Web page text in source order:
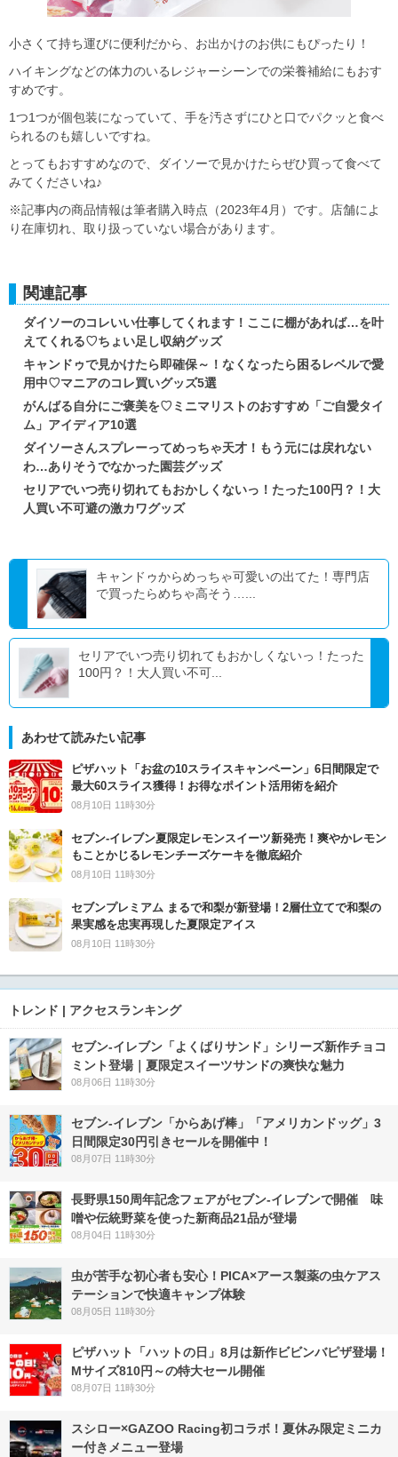
小さくて持ち運びに便利だから、お出かけのお供にもぴったり！
ハイキングなどの体力のいるレジャーシーンでの栄養補給にもおす
すめです。
1つ1つが個包装になっていて、手を汚さずにひと口でパクッと食べ
られるのも嬉しいですね。
とってもおすすめなので、ダイソーで見かけたらぜひ買って食べて
みてくださいね♪
※記事内の商品情報は筆者購入時点（2023年4月）です。店舗によ
り在庫切れ、取り扱っていない場合があります。
関連記事
ダイソーのコレいい仕事してくれます！ここに棚があれば…を叶
えてくれる♡ちょい足し収納グッズ
キャンドゥで見かけたら即確保～！なくなったら困るレベルで愛
用中♡マニアのコレ買いグッズ5選
がんばる自分にご褒美を♡ミニマリストのおすすめ「ご自愛タイ
ム」アイディア10選
ダイソーさんスプレーってめっちゃ天才！もう元には戻れない
わ…ありそうでなかった園芸グッズ
セリアでいつ売り切れてもおかしくないっ！たった100円？！大
人買い不可避の激カワグッズ
キャンドゥからめっちゃ可愛いの出てた！専門店
で買ったらめちゃ高そう…...
セリアでいつ売り切れてもおかしくないっ！たった
100円？！大人買い不可...
あわせて読みたい記事
ピザハット「お盆の10スライスキャンペーン」6日間限定で
最大60スライス獲得！お得なポイント活用術を紹介
08月10日 11時30分
セブン‐イレブン夏限定レモンスイーツ新発売！爽やかレモン
もことかじるレモンチーズケーキを徹底紹介
08月10日 11時30分
セブンプレミアム まるで和梨が新登場！2層仕立てで和梨の
果実感を忠実再現した夏限定アイス
08月10日 11時30分
トレンド | アクセスランキング
セブン‐イレブン「よくばりサンド」シリーズ新作チョコ
ミント登場｜夏限定スイーツサンドの爽快な魅力
08月06日 11時30分
セブン‐イレブン「からあげ棒」「アメリカンドッグ」3
日間限定30円引きセールを開催中！
08月07日 11時30分
長野県150周年記念フェアがセブン-イレブンで開催 味
噌や伝統野菜を使った新商品21品が登場
08月04日 11時30分
虫が苦手な初心者も安心！PICA×アース製薬の虫ケアス
テーションで快適キャンプ体験
08月05日 11時30分
ピザハット「ハットの日」8月は新作ビビンバピザ登場！
Mサイズ810円～の特大セール開催
08月07日 11時30分
スシロー×GAZOO Racing初コラボ！夏休み限定ミニカ
ー付きメニュー登場